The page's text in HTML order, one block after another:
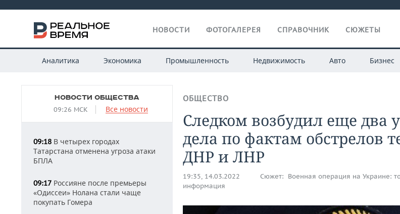
НОВОСТИ ФОТОГАЛЕРЕЯ СПРАВОЧНИК СЮЖЕТЫ
Аналитика Экономика Промышленность Недвижимость Авто Бизнес
НОВОСТИ ОБЩЕСТВА
09:26 МСК Все новости
09:18 В четырех городах
Татарстана отменена угроза атаки
БПЛА
09:17 Россияне после премьеры
«Одиссеи» Нолана стали чаще
покупать Гомера
ОБЩЕСТВО
Следком возбудил еще два
дела по фактам обстрелов
ДНР и ЛНР
19:35, 14.03.2022 Сюжет: Военная операция на Украине:
информация